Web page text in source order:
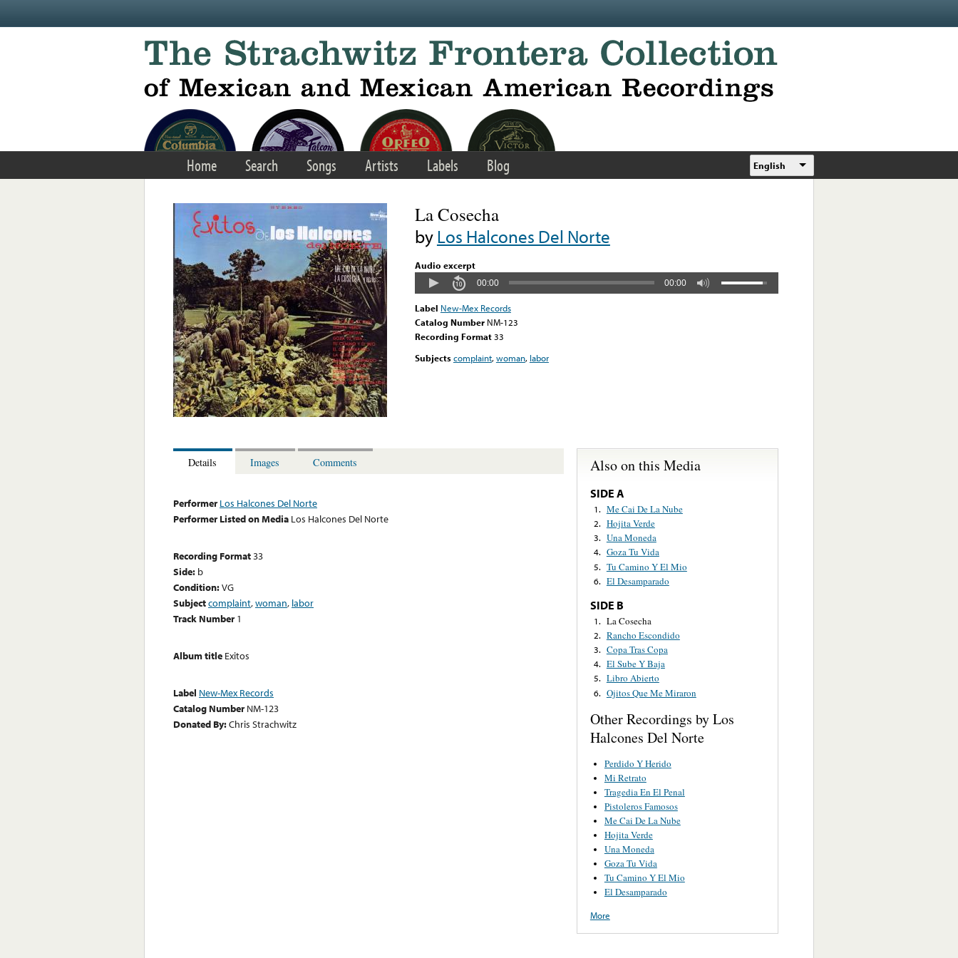
Home Search Songs Artists Labels Blog English
La Cosecha
byLos Halcones Del Norte
Audio excerpt
00:00 00:00
Label New-Mex Records
Catalog Number NM-123
Recording Format33
Subjectscomplaint,woman, labor
Details Images Comments
Performer Los Halcones Del Norte
Performer Listed on Media Los Halcones Del Norte
Recording Format33
Side: b
Condition:VG
Subjectcomplaint,woman, labor
Track Number 1
Album title Exitos
Label New-Mex Records
Catalog Number NM-123
Donated By:Chris Strachwitz
Also on this Media
SIDE A
1. Me Cai De La Nube
2. Hojita Verde
3. Una Moneda
4. Goza Tu Vida
5. Tu Camino Y El Mio
6. El Desamparado
SIDE B
1. La Cosecha
2. Rancho Escondido
3. Copa Tras Copa
4. El Sube Y Baja
5. Libro Abierto
6. Ojitos Que Me Miraron
Other Recordings by Los
Halcones Del Norte
Perdido Y Herido
Mi Retrato
Tragedia En El Penal
Pistoleros Famosos
Me Cai De La Nube
Hojita Verde
Una Moneda
Goza Tu Vida
Tu Camino Y El Mio
El Desamparado
More